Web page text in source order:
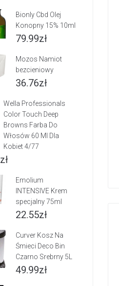
Bionly Cbd Olej
Konopny 15% 10ml
79.99zł
Mozos Namiot
bezcieniowy
36.76zł
Wella Professionals
Color Touch Deep
Browns Farba Do
Włosów 60 Ml Dla
Kobiet 4/77
zł
Emolium
INTENSIVE Krem
specjalny 75ml
22.55zł
Curver Kosz Na
Śmieci Deco Bin
Czarno Srebrny 5L
49.99zł